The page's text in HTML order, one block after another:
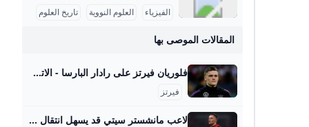
الفيزياء العلوم النووية تاريخ العلوم
المقالات الموصى بها
فلوريان فيرتز على رادار البارسا - الاتحاد للأخبار نية الفريق «الكتالوني» تتجه نحو الانتظار إلى الميركاتو الصيفي بعد القادم للحصول على خدمات اللاعب «مجاناً». «جوهرة ليفركوزن» يشعل الصراع بين برشلونة والريال
فيرتز
لاعب مانشستر سيتي قد يسهل انتقال فلوريان فيرتز إلى ليفربول - بطولات كشفت تقارير صحفية أن أحد لاعبي فريق مانشستر سيتي قد يسهل تعاقد ليفربول مع اللاعب فلوريان فيرتز، من صفوف باير ليفركوزن، في موسم الانتقالات الصيفي لهذا العام. كتبعلياء محمدالثلاثاء 10 يونيو 2025 ,5:11 م اخر تحديث 10 يونيو 2025 ,5:20 م كشفت تقارير صحفية أن أحد لاعبي فريق مانشستر سيتي، قد يسهل تعاقد ليفربول مع فلوريان فيرتز، من صفوف باير ليفركوزن، في موسم الانتقالات الصيفي لهذا العام. كان ليفربول قد أعلن تعاقده مع اللاعب جيريمي فريمبونج والحارس الشاب أرمين بيتشي.